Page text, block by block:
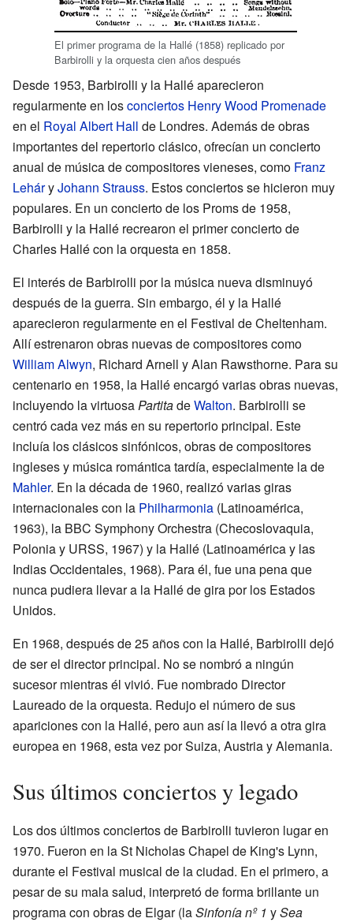
El primer programa de la Hallé (1858) replicado por
Barbirolli y la orquesta cien años después
Desde 1953, Barbirolli y la Hallé aparecieron
regularmente en losconciertos Henry Wood Promenade
en el Royal Albert Hall de Londres. Además de obras
importantes del repertorio clásico, ofrecían un concierto
anual de música de compositores vieneses, como Franz
LeháryJohann Strauss. Estos conciertos se hicieron muy
populares. En un concierto de los Proms de 1958,
Barbirolli y la Hallé recrearon el primer concierto de
Charles Hallé con la orquesta en 1858.
El interés de Barbirolli por la música nueva disminuyó
después de la guerra. Sin embargo, él y la Hallé
aparecieron regularmente en el Festival de Cheltenham.
Allí estrenaron obras nuevas de compositores como
William Alwyn, Richard Arnell y Alan Rawsthorne. Para su
centenario en 1958, la Hallé encargó varias obras nuevas,
incluyendo la virtuosaPartitadeWalton. Barbirolli se
centró cada vez más en su repertorio principal. Este
incluía los clásicos sinfónicos, obras de compositores
ingleses y música romántica tardía, especialmente la de
Mahler. En la década de 1960, realizó varias giras
internacionales con la Philharmonia (Latinoamérica,
1963), la BBC Symphony Orchestra (Checoslovaquia,
Polonia y URSS, 1967) y la Hallé (Latinoamérica y las
Indias Occidentales, 1968). Para él, fue una pena que
nunca pudiera llevar a la Hallé de gira por los Estados
Unidos.
En 1968, después de 25 años con la Hallé, Barbirolli dejó
de ser el director principal. No se nombró a ningún
sucesor mientras él vivió. Fue nombrado Director
Laureado de la orquesta. Redujo el número de sus
apariciones con la Hallé, pero aun así la llevó a otra gira
europea en 1968, esta vez por Suiza, Austria y Alemania.
Sus últimos conciertos y legado
Los dos últimos conciertos de Barbirolli tuvieron lugar en
1970. Fueron en la St Nicholas Chapel de King's Lynn,
durante el Festival musical de la ciudad. En el primero, a
pesar de su mala salud, interpretó de forma brillante un
programa con obras de Elgar (laSinfonía nº 1 ySea